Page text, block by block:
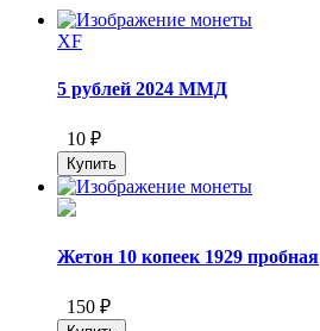
XF
5 рублей 2024 ММД
10 ₽
Жетон 10 копеек 1929 пробная
150 ₽